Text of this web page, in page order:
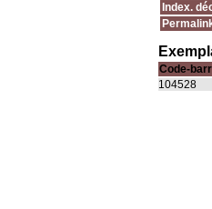
Index.
Code-
104528